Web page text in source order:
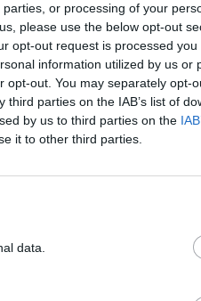
or processing of your
please use the below opt-out
opt-out request is processed you
information utilized by us or
opt-out. You may separately opt-
parties on the IAB’s list of
by us to third parties on the
it to other third parties.
data.